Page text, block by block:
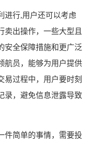
进行,用户还可以考虑
卖出操作，一些大型且
安全保障措施和更广泛
航员，能够为用户提供
易过程中，用户要时刻
录，避免信息泄露导致
件简单的事情，需要投